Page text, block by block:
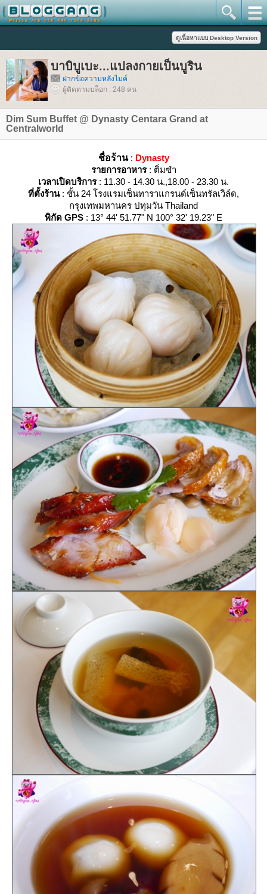
บาบิบูเบะ...แปลงกายเป็นบูริน
ฝากข้อความหลังไมค์
ผู้ติดตามบล็อก : 248 คน
Dim Sum Buffet @ Dynasty Centara Grand at
Centralworld
ชื่อร้าน: Dynasty
รายการอาหาร: ติ่มซำ
เวลาเปิดบริการ: 11.30 - 14.30 น.,18.00 - 23.30 น.
ที่ตั้งร้าน: ชั้น 24 โรงแรมเซ็นทาราแกรนด์เซ็นทรัลเวิล์ด,
กรุงเทพมหานคร ปทุมวัน Thailand
พิกัด GPS : 13° 44' 51.77" N 100° 32' 19.23" E